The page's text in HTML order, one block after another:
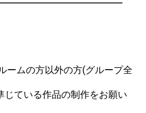
ームの方以外の方(グループ全
じている作品の制作をお願い